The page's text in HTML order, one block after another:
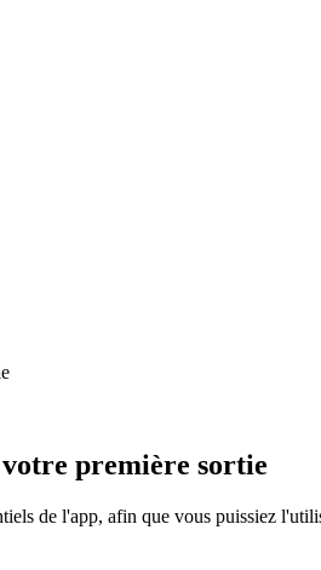
première sortie
de l'app, afin que vous puissiez